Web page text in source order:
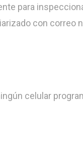
para
con correo
celular